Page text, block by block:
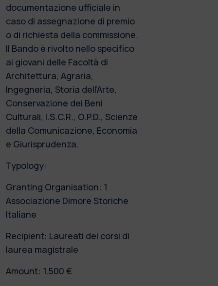
documentazione ufficiale in
caso di assegnazione di premio
o di richiesta della commissione.
Il Bando è rivolto nello specifico
ai giovani delle Facoltà di
Architettura, Agraria,
Ingegneria, Storia dell’Arte,
Conservazione dei Beni
Culturali, I.S.C.R., O.P.D., Scienze
della Comunicazione, Economia
e Giurisprudenza.
Typology:
Granting Organisation: 1
Associazione Dimore Storiche
Italiane
Recipient: Laureati dei corsi di
laurea magistrale
Amount: 1.500 €